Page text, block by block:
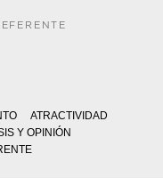
ATRACTIVIDAD
Y OPINIÓN